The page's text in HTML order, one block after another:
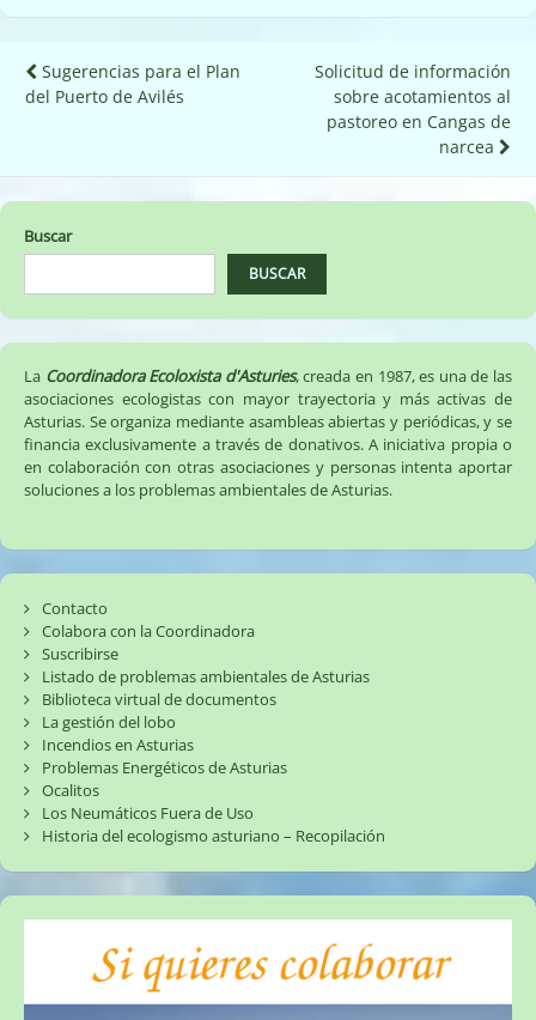
Navegación
de
Sugerencias para el Plan
del Puerto de Avilés
Solicitud de información
sobre acotamientos al
pastoreo en Cangas de
narcea
Buscar
BUSCAR
La Coordinadora Ecoloxista d'Asturies, creada en 1987, es una de las
asociaciones ecologistas con mayor trayectoria y más activas de
Asturias. Se organiza mediante asambleas abiertas y periódicas, y se
financia exclusivamente a través de donativos. A iniciativa propia o
en colaboración con otras asociaciones y personas intenta aportar
soluciones a los problemas ambientales de Asturias.
Contacto
Colabora con la Coordinadora
Suscribirse
Listado de problemas ambientales de Asturias
Biblioteca virtual de documentos
La gestión del lobo
Incendios en Asturias
Problemas Energéticos de Asturias
Ocalitos
Los Neumáticos Fuera de Uso
Historia del ecologismo asturiano – Recopilación